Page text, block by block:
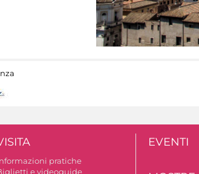
pratiche
e videoguide
EVENTI